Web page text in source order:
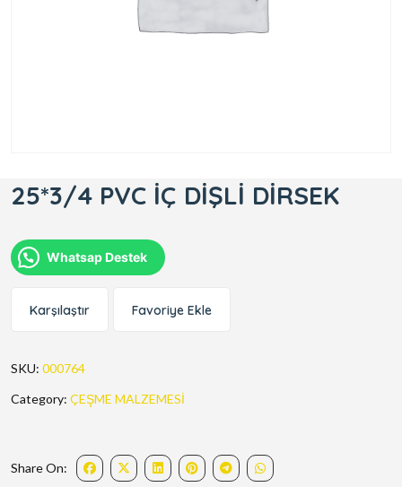
25*3/4 PVC İÇ DİŞLİ DİRSEK
Whatsap Destek
Karşılaştır Favoriye Ekle
SKU: 000764
Category: ÇEŞME MALZEMESİ
Share On: